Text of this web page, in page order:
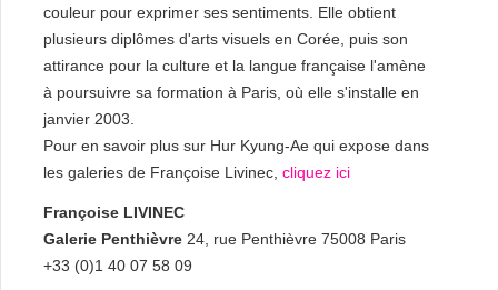
couleur pour exprimer ses sentiments. Elle obtient
plusieurs diplômes d'arts visuels en Corée, puis son
attirance pour la culture et la langue française l'amène
à poursuivre sa formation à Paris, où elle s'installe en
janvier 2003.
Pour en savoir plus sur Hur Kyung-Ae qui expose dans
les galeries de Françoise Livinec, cliquez ici
Françoise LIVINEC
Galerie Penthièvre 24, rue Penthièvre 75008 Paris
+33 (0)1 40 07 58 09